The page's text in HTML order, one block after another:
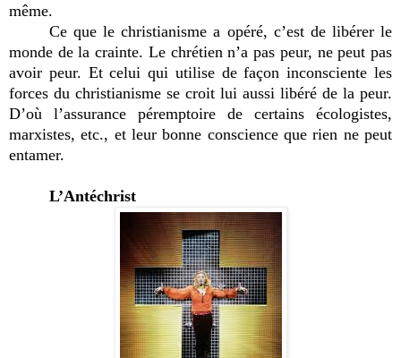
même.
Ce que le christianisme a opéré, c’est de libérer le
monde de la crainte. Le chrétien n’a pas peur, ne peut pas
avoir peur. Et celui qui utilise de façon inconsciente les
forces du christianisme se croit lui aussi libéré de la peur.
D’où l’assurance péremptoire de certains écologistes,
marxistes, etc., et leur bonne conscience que rien ne peut
entamer.
L’Antéchrist